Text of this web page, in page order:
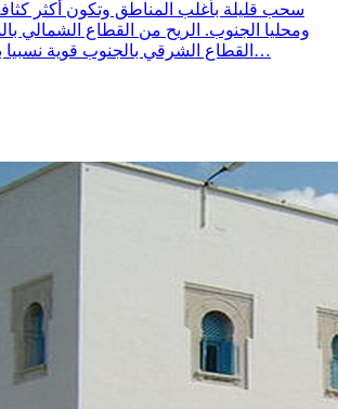
سحب قليلة بأغلب المناطق وتكون أكثر
ومحليا الجنوب. الريح من القطاع الشمالي
القطاع الشرقي بالجنوب قوية نسبيا بخليج تونس وضعيفة…